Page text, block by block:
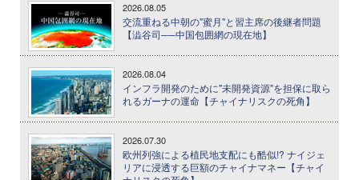
2026.08.05
交流重ねる中朝の"蜜月"と習主席の後継者問題
【澁谷司──中国包囲網の現在地】
2026.08.04
インフラ開発のために"未開発資源"を担保に取ら
れるガーナの運命【チャイナリスクの死角】
2026.07.30
欧州列強による植民地支配にも酷似!? ナイジェ
リアに浸透する巨額のチャイナマネー【チャイ